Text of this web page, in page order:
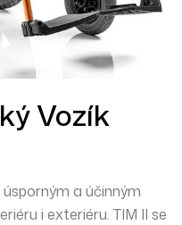
Vozík
úsporným a účinným
i exteriéru. TIM II se